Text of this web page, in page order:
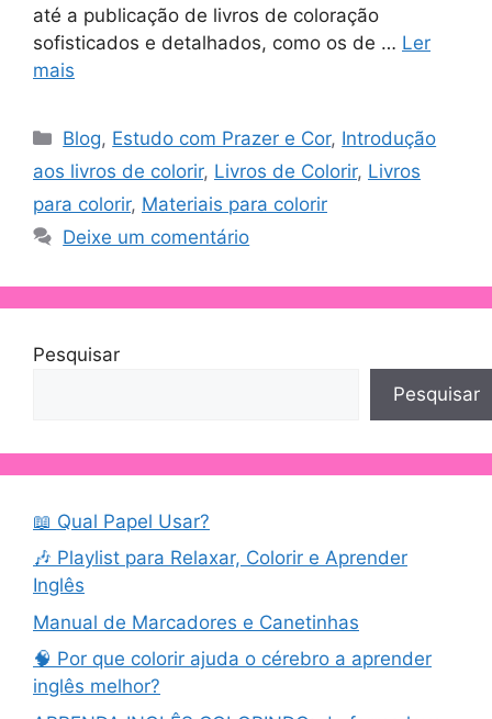
até a publicação de livros de coloração
sofisticados e detalhados, como os de … Ler
mais
Blog, Estudo com Prazer e Cor, Introdução
aos livros de colorir, Livros de Colorir, Livros
para colorir, Materiais para colorir
Deixe um comentário
Pesquisar
Pesquisar
📖 Qual Papel Usar?
🎶 Playlist para Relaxar, Colorir e Aprender
Inglês
Manual de Marcadores e Canetinhas
🧠 Por que colorir ajuda o cérebro a aprender
inglês melhor?